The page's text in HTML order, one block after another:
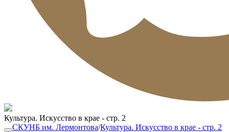
Культура. Искусство в крае - стр. 2
СКУНБ им. Лермонтова/Культура. Искусство в крае - стр. 2